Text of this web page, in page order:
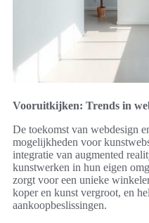
Vooruitkijken: Trends in
De toekomst van webdesign
mogelijkheden voor
integratie van augmented
kunstwerken in hun eigen
zorgt voor een unieke
koper en kunst vergroot, en
aankoopbeslissingen.